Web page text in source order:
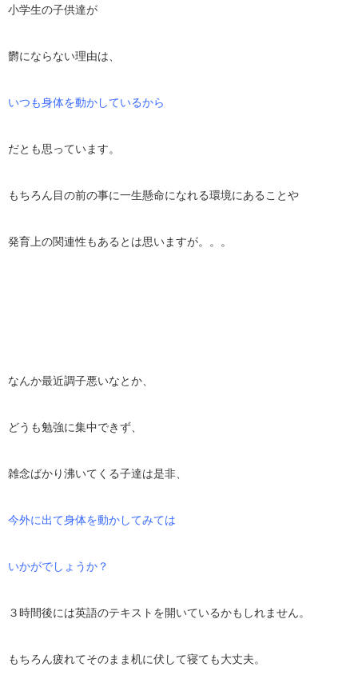
小学生の子供達が
欝にならない理由は、
いつも身体を動かしているから
だとも思っています。
もちろん目の前の事に一生懸命になれる環境にあることや
発育上の関連性もあるとは思いますが。。。
なんか最近調子悪いなとか、
どうも勉強に集中できず、
雑念ばかり沸いてくる子達は是非、
今外に出て身体を動かしてみては
いかがでしょうか？
３時間後には英語のテキストを開いているかもしれません。
もちろん疲れてそのまま机に伏して寝ても大丈夫。